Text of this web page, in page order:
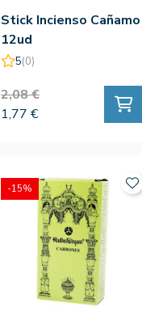
Stick Incienso Cañamo
12ud
5(0)
2,08 €
1,77 €
-15%